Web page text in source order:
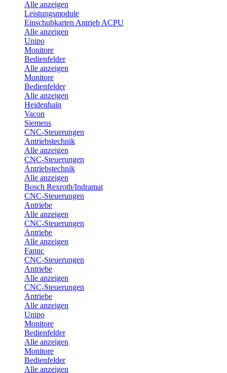
Alle anzeigen
Leistungsmodule
Einschubkarten Antrieb ACPU
Alle anzeigen
Unipo
Monitore
Bedienfelder
Alle anzeigen
Monitore
Bedienfelder
Alle anzeigen
Heidenhain
Vacon
Siemens
CNC-Steuerungen
Antriebstechnik
Alle anzeigen
CNC-Steuerungen
Antriebstechnik
Alle anzeigen
Bosch Rexroth/Indramat
CNC-Steuerungen
Antriebe
Alle anzeigen
CNC-Steuerungen
Antriebe
Alle anzeigen
Fanuc
CNC-Steuerungen
Antriebe
Alle anzeigen
CNC-Steuerungen
Antriebe
Alle anzeigen
Unipo
Monitore
Bedienfelder
Alle anzeigen
Monitore
Bedienfelder
Alle anzeigen